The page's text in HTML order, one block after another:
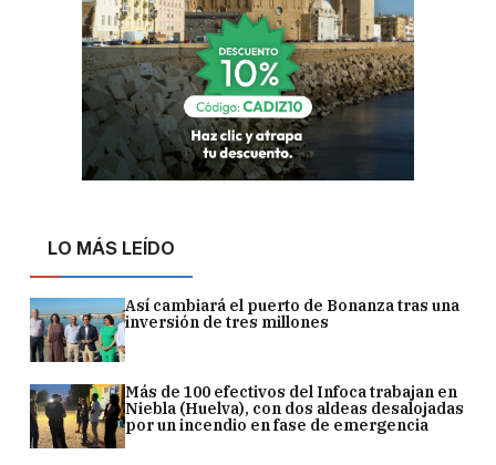
LO MÁS LEÍDO
Así cambiará el puerto de Bonanza tras una
inversión de tres millones
Más de 100 efectivos del Infoca trabajan en
Niebla (Huelva), con dos aldeas desalojadas
por un incendio en fase de emergencia